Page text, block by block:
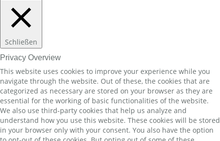
Schließen
Privacy Overview
This website uses cookies to improve your experience while you
navigate through the website. Out of these, the cookies that are
categorized as necessary are stored on your browser as they are
essential for the working of basic functionalities of the website.
We also use third-party cookies that help us analyze and
understand how you use this website. These cookies will be stored
in your browser only with your consent. You also have the option